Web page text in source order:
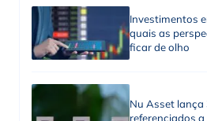
Investimentos
quais as
ficar de olho
Nu Asset lança
referenciados